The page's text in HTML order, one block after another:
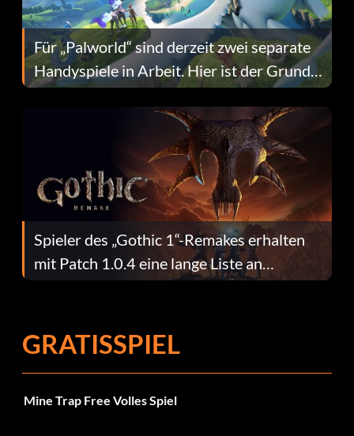
Für „Palworld“ sind derzeit zwei separate
Handyspiele in Arbeit. Hier ist der Grund
dafür.
Spieler des „Gothic 1“-Remakes erhalten
mit Patch 1.0.4 eine lange Liste an
Fehlerbehebungen
GRATISSPIEL
Mine Trap Free Volles Spiel